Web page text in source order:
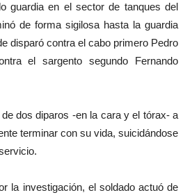
guardia en el sector de tanques del
de forma sigilosa hasta la guardia
disparó contra el cabo primero Pedro
el sargento segundo Fernando
dos diparos -en la cara y el tórax- a
terminar con su vida, suicidándose
la investigación, el soldado actuó de